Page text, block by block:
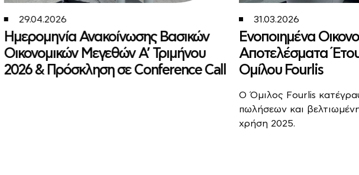
29.04.2026
Ημερομηνία Ανακοίνωσης Βασικών
Οικονομικών Μεγεθών Α’ Τριμήνου
2026 & Πρόσκληση σε Conference Call
31.03.2026
Ενοποιημένα
Αποτελέσματα
Ομίλου Fourlis
Ο Όμιλος Fourlis
πωλήσεων και
χρήση 2025.